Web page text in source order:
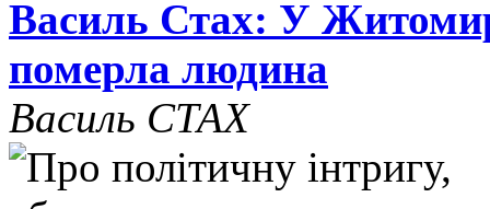
Василь Стах: У
померла людина
Василь СТАХ